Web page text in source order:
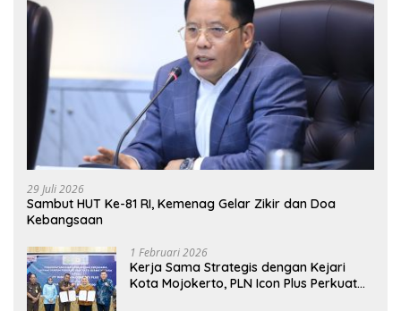
29 Juli 2026
Sambut HUT Ke-81 RI, Kemenag Gelar Zikir dan Doa
Kebangsaan
1 Februari 2026
Kerja Sama Strategis dengan Kejari
Kota Mojokerto, PLN Icon Plus Perkuat